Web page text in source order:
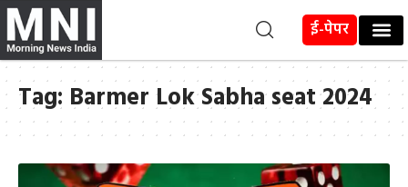
ई-पेपर
Tag: Barmer Lok Sabha seat 2024